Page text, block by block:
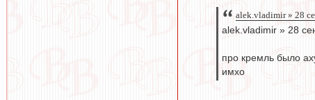
alek.vladimir » 28
alek.vladimir » 28
про кремль было
имхо